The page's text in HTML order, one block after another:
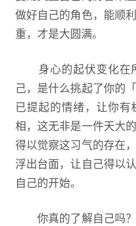
做好自己的角色，能顺
重，才是大圆满。
身心的起伏变化在
己，是什么挑起了你的
已提起的情绪，让你
相，这无非是一件天大
得以觉察这习气的存在
浮出台面，让自己得以
自己的开始。
你真的了解自己吗？